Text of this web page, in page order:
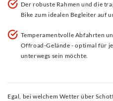
Der robuste Rahmen und die
Bike zum idealen Begleiter auf
Temperamentvolle Abfahrten
Offroad-Gelände - optimal für
unterwegs sein möchte.
Egal, bei welchem Wetter über